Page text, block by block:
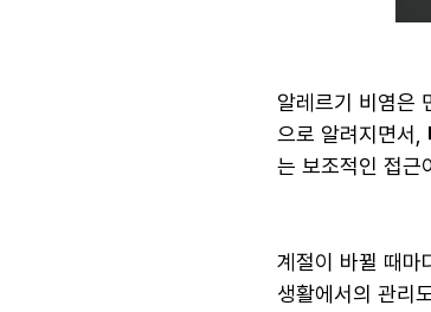
알레르기 비염은
으로 알려지면서,
는 보조적인 접근
계절이 바뀔 때마
생활에서의 관리